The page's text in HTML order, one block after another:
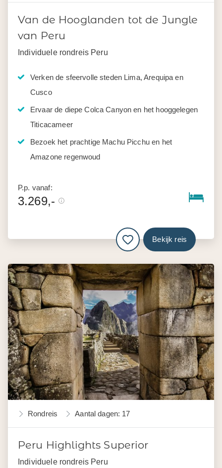
Van de Hooglanden tot de Jungle
van Peru
Individuele rondreis Peru
Verken de sfeervolle steden Lima, Arequipa en
Cusco
Ervaar de diepe Colca Canyon en het hooggelegen
Titicacameer
Bezoek het prachtige Machu Picchu en het
Amazone regenwoud
P.p. vanaf:
3.269,-
Bekijk reis
Rondreis Aantal dagen: 17
Peru Highlights Superior
Individuele rondreis Peru